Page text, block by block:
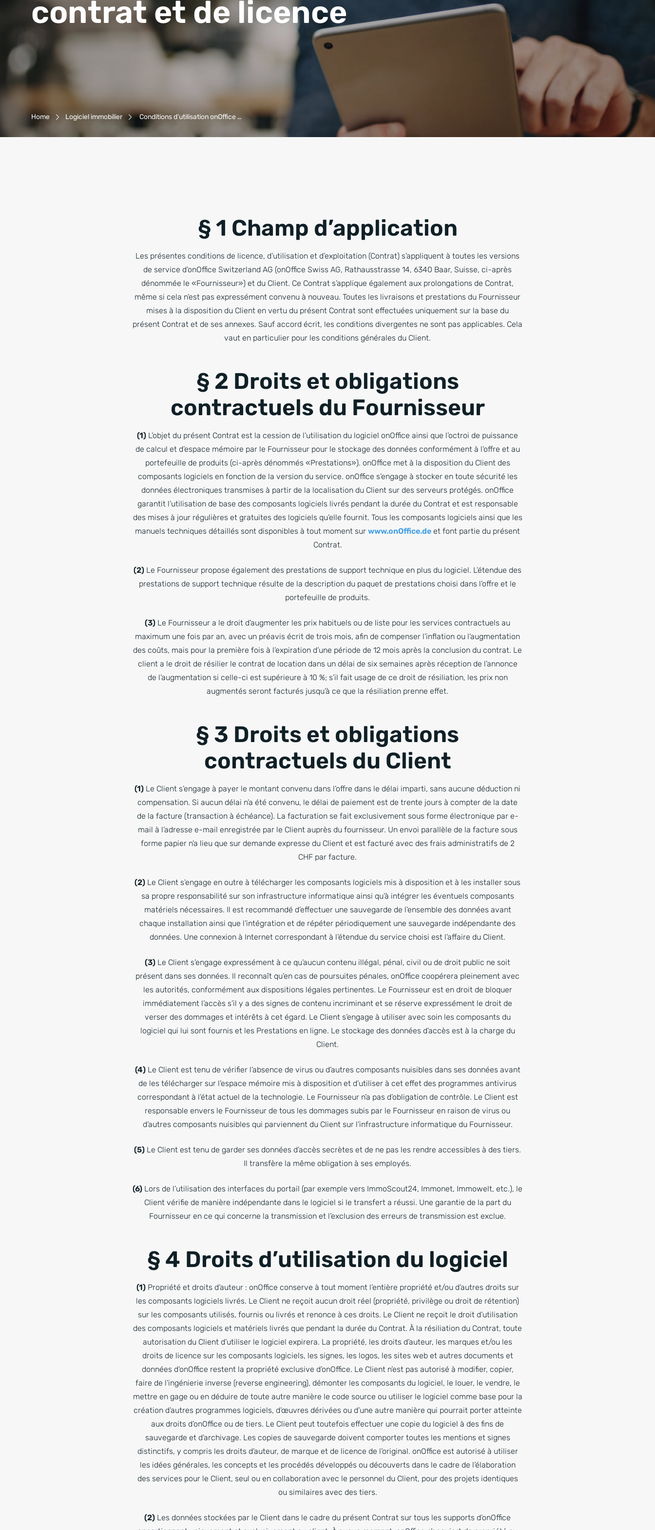
contrat et de licence
Breadcrumb-Navigation
Home Logiciel immobilier Conditions d’utilisation onOffice …
§ 1 Champ d’application
Les présentes conditions de licence, d’utilisation et d’exploitation (Contrat) s’appliquent à toutes les versions
de service d’onOffice Switzerland AG (onOffice Swiss AG, Rathausstrasse 14, 6340 Baar, Suisse, ci-après
dénommée le «Fournisseur») et du Client. Ce Contrat s’applique également aux prolongations de Contrat,
même si cela n’est pas expressément convenu à nouveau. Toutes les livraisons et prestations du Fournisseur
mises à la disposition du Client en vertu du présent Contrat sont effectuées uniquement sur la base du
présent Contrat et de ses annexes. Sauf accord écrit, les conditions divergentes ne sont pas applicables. Cela
vaut en particulier pour les conditions générales du Client.
§ 2 Droits et obligations
contractuels du Fournisseur
(1) L’objet du présent Contrat est la cession de l’utilisation du logiciel onOffice ainsi que l’octroi de puissance
de calcul et d’espace mémoire par le Fournisseur pour le stockage des données conformément à l’offre et au
portefeuille de produits (ci-après dénommés «Prestations»). onOffice met à la disposition du Client des
composants logiciels en fonction de la version du service. onOffice s’engage à stocker en toute sécurité les
données électroniques transmises à partir de la localisation du Client sur des serveurs protégés. onOffice
garantit l’utilisation de base des composants logiciels livrés pendant la durée du Contrat et est responsable
des mises à jour régulières et gratuites des logiciels qu’elle fournit. Tous les composants logiciels ainsi que les
manuels techniques détaillés sont disponibles à tout moment sur www.onOffice.de et font partie du présent
Contrat.
(2) Le Fournisseur propose également des prestations de support technique en plus du logiciel. L’étendue des
prestations de support technique résulte de la description du paquet de prestations choisi dans l’offre et le
portefeuille de produits.
(3) Le Fournisseur a le droit d’augmenter les prix habituels ou de liste pour les services contractuels au
maximum une fois par an, avec un préavis écrit de trois mois, afin de compenser l’inflation ou l’augmentation
des coûts, mais pour la première fois à l’expiration d’une période de 12 mois après la conclusion du contrat. Le
client a le droit de résilier le contrat de location dans un délai de six semaines après réception de l’annonce
de l’augmentation si celle-ci est supérieure à 10 %; s’il fait usage de ce droit de résiliation, les prix non
augmentés seront facturés jusqu’à ce que la résiliation prenne effet.
§ 3 Droits et obligations
contractuels du Client
(1) Le Client s’engage à payer le montant convenu dans l’offre dans le délai imparti, sans aucune déduction ni
compensation. Si aucun délai n’a été convenu, le délai de paiement est de trente jours à compter de la date
de la facture (transaction à échéance). La facturation se fait exclusivement sous forme électronique par e-
mail à l’adresse e-mail enregistrée par le Client auprès du fournisseur. Un envoi parallèle de la facture sous
forme papier n’a lieu que sur demande expresse du Client et est facturé avec des frais administratifs de 2
CHF par facture.
(2) Le Client s’engage en outre à télécharger les composants logiciels mis à disposition et à les installer sous
sa propre responsabilité sur son infrastructure informatique ainsi qu’à intégrer les éventuels composants
matériels nécessaires. Il est recommandé d’effectuer une sauvegarde de l’ensemble des données avant
chaque installation ainsi que l’intégration et de répéter périodiquement une sauvegarde indépendante des
données. Une connexion à Internet correspondant à l’étendue du service choisi est l’affaire du Client.
(3) Le Client s’engage expressément à ce qu’aucun contenu illégal, pénal, civil ou de droit public ne soit
présent dans ses données. Il reconnaît qu’en cas de poursuites pénales, onOffice coopérera pleinement avec
les autorités, conformément aux dispositions légales pertinentes. Le Fournisseur est en droit de bloquer
immédiatement l’accès s’il y a des signes de contenu incriminant et se réserve expressément le droit de
verser des dommages et intérêts à cet égard. Le Client s’engage à utiliser avec soin les composants du
logiciel qui lui sont fournis et les Prestations en ligne. Le stockage des données d’accès est à la charge du
Client.
(4)Le Client est tenu de vérifier l’absence de virus ou d’autres composants nuisibles dans ses données avant
de les télécharger sur l’espace mémoire mis à disposition et d’utiliser à cet effet des programmes antivirus
correspondant à l’état actuel de la technologie. Le Fournisseur n’a pas d’obligation de contrôle. Le Client est
responsable envers le Fournisseur de tous les dommages subis par le Fournisseur en raison de virus ou
d’autres composants nuisibles qui parviennent du Client sur l’infrastructure informatique du Fournisseur.
(5) Le Client est tenu de garder ses données d’accès secrètes et de ne pas les rendre accessibles à des tiers.
Il transfère la même obligation à ses employés.
(6) Lors de l’utilisation des interfaces du portail (par exemple vers ImmoScout24, Immonet, Immowelt, etc.), le
Client vérifie de manière indépendante dans le logiciel si le transfert a réussi. Une garantie de la part du
Fournisseur en ce qui concerne la transmission et l’exclusion des erreurs de transmission est exclue.
§ 4 Droits d’utilisation du logiciel
(1)Propriété et droits d’auteur : onOffice conserve à tout moment l’entière propriété et/ou d’autres droits sur
les composants logiciels livrés. Le Client ne reçoit aucun droit réel (propriété, privilège ou droit de rétention)
sur les composants utilisés, fournis ou livrés et renonce à ces droits. Le Client ne reçoit le droit d’utilisation
des composants logiciels et matériels livrés que pendant la durée du Contrat. À la résiliation du Contrat, toute
autorisation du Client d’utiliser le logiciel expirera. La propriété, les droits d’auteur, les marques et/ou les
droits de licence sur les composants logiciels, les signes, les logos, les sites web et autres documents et
données d’onOffice restent la propriété exclusive d’onOffice. Le Client n’est pas autorisé à modifier, copier,
faire de l’ingénierie inverse (reverse engineering), démonter les composants du logiciel, le louer, le vendre, le
mettre en gage ou en déduire de toute autre manière le code source ou utiliser le logiciel comme base pour la
création d’autres programmes logiciels, d’œuvres dérivées ou d’une autre manière qui pourrait porter atteinte
aux droits d’onOffice ou de tiers. Le Client peut toutefois effectuer une copie du logiciel à des fins de
sauvegarde et d’archivage. Les copies de sauvegarde doivent comporter toutes les mentions et signes
distinctifs, y compris les droits d’auteur, de marque et de licence de l’original. onOffice est autorisé à utiliser
les idées générales, les concepts et les procédés développés ou découverts dans le cadre de l’élaboration
des services pour le Client, seul ou en collaboration avec le personnel du Client, pour des projets identiques
ou similaires avec des tiers.
(2) Les données stockées par le Client dans le cadre du présent Contrat sur tous les supports d’onOffice